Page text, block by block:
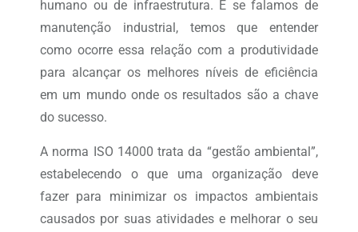
humano ou de infraestrutura. E se falamos de
manutenção industrial, temos que entender
como ocorre essa relação com a produtividade
para alcançar os melhores níveis de eficiência
em um mundo onde os resultados são a chave
do sucesso.
A norma ISO 14000 trata da “gestão ambiental”,
estabelecendo o que uma organização deve
fazer para minimizar os impactos ambientais
causados ​​por suas atividades e melhorar o seu